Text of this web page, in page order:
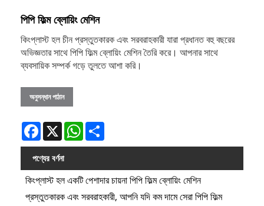
পিপি ফিল্ম ব্লোয়িং মেশিন
কিংপ্লাস্ট হল চীন প্রস্তুতকারক এবং সরবরাহকারী যারা প্রধানত বহু বছরের
অভিজ্ঞতার সাথে পিপি ফিল্ম ব্লোয়িং মেশিন তৈরি করে। আপনার সাথে
ব্যবসায়িক সম্পর্ক গড়ে তুলতে আশা করি।
অনুসন্ধান পাঠান
Facebook
X WhatsApp
পণ্যের বর্ণনা
কিংপ্লাস্ট হল একটি পেশাদার চায়না পিপি ফিল্ম ব্লোয়িং মেশিন
প্রস্তুতকারক এবং সরবরাহকারী, আপনি যদি কম দামে সেরা পিপি ফিল্ম